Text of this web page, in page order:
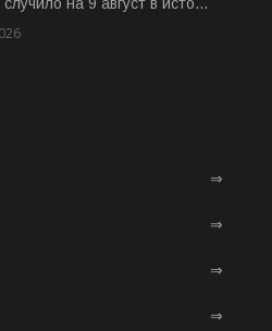
⇒
⇒
⇒
⇒